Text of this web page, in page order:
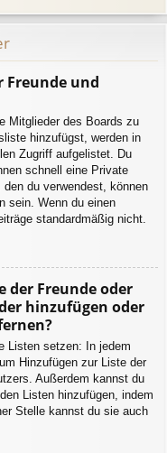
Freunde und
Mitglieder des Boards zu
hinzufügst, werden in
Zugriff aufgelistet. Du
schnell eine Private
du verwendest, können
sein. Wenn du einen
standardmäßig nicht.
der Freunde oder
hinzufügen oder
Listen setzen: In jedem
Hinzufügen zur Liste der
Außerdem kannst du
Listen hinzufügen, indem
Stelle kannst du sie auch